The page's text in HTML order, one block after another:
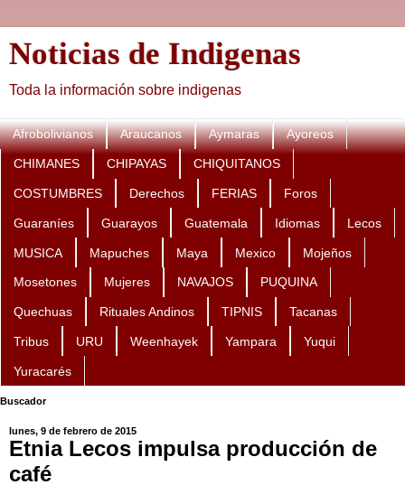
Noticias de Indigenas
Toda la información sobre indigenas
Afrobolivianos Araucanos Aymaras Ayoreos
CHIMANES CHIPAYAS CHIQUITANOS
COSTUMBRES Derechos FERIAS Foros
Guaraníes Guarayos Guatemala Idiomas Lecos
MUSICA Mapuches Maya Mexico Mojeños
Mosetones Mujeres NAVAJOS PUQUINA
Quechuas Rituales Andinos TIPNIS Tacanas
Tribus URU Weenhayek Yampara Yuqui
Yuracarés
Buscador
lunes, 9 de febrero de 2015
Etnia Lecos impulsa producción de
café